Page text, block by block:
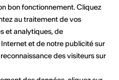
Trio, 2023 Solam "Half
2017 Solam "Les
2017 Solam "Le Phare",
Solam "Ainsi va la vie",
Solam "Autrement",
bon fonctionnement. Cliquez
au traitement de vos
et analytiques, de
et de notre publicité sur
des visiteurs sur